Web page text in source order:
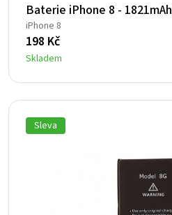
Baterie iPhone 8 - 1821mAh
iPhone 8
198 Kč
Skladem
Sleva